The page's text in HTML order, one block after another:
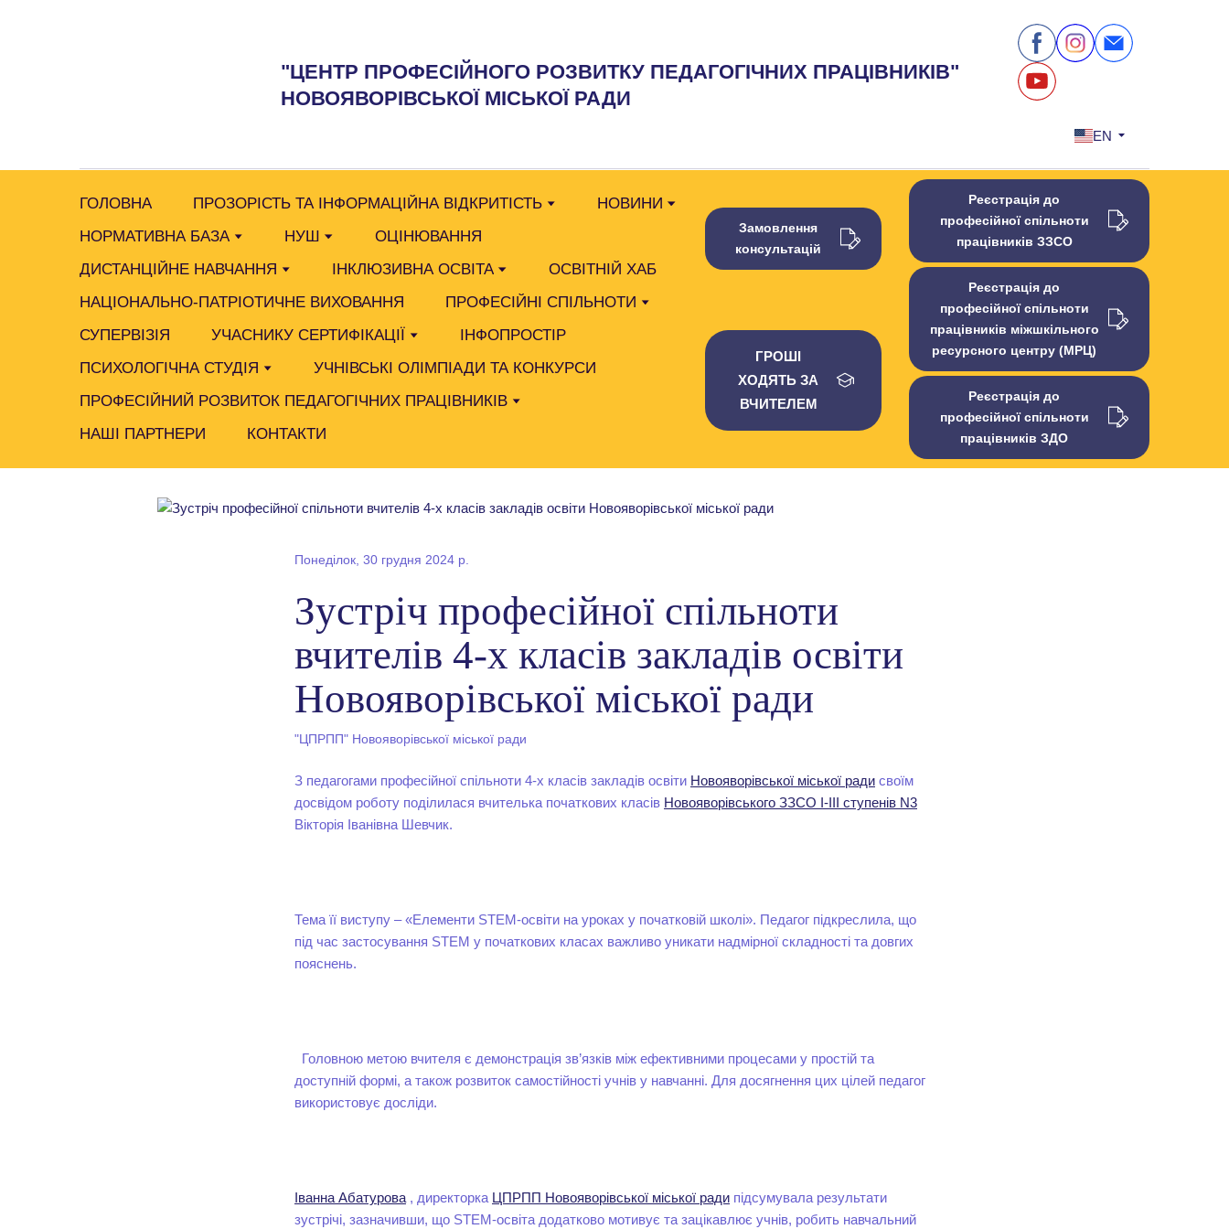
"ЦЕНТР ПРОФЕСІЙНОГО РОЗВИТКУ ПЕДАГОГІЧНИХ ПРАЦІВНИКІВ"
НОВОЯВОРІВСЬКОЇ МІСЬКОЇ РАДИ
EN
ГОЛОВНА ПРОЗОРІСТЬ ТА ІНФОРМАЦІЙНА ВІДКРИТІСТЬ
НОВИНИ
НОРМАТИВНА БАЗА
НУШ
ОЦІНЮВАННЯ
ДИСТАНЦІЙНЕ НАВЧАННЯ
ІНКЛЮЗИВНА ОСВІТА
ОСВІТНІЙ ХАБ
НАЦІОНАЛЬНО-ПАТРІОТИЧНЕ ВИХОВАННЯ
ПРОФЕСІЙНІ СПІЛЬНОТИ
СУПЕРВІЗІЯ
УЧАСНИКУ СЕРТИФІКАЦІЇ
ІНФОПРОСТІР
ПСИХОЛОГІЧНА СТУДІЯ
УЧНІВСЬКІ ОЛІМПІАДИ ТА КОНКУРСИ
ПРОФЕСІЙНИЙ РОЗВИТОК ПЕДАГОГІЧНИХ ПРАЦІВНИКІВ
НАШІ ПАРТНЕРИ
КОНТАКТИ
Замовлення
консультацій
ГРОШІ
ХОДЯТЬ ЗА
ВЧИТЕЛЕМ
Реєстрація до
професійної спільноти
працівників ЗЗСО
Реєстрація до
професійної спільноти
працівників міжшкільного
ресурсного центру (МРЦ)
Реєстрація до
професійної спільноти
працівників ЗДО
Понеділок, 30 грудня 2024 р.
Зустріч професійної спільноти
вчителів 4-х класів закладів освіти
Новояворівської міської ради
"ЦПРПП" Новояворівської міської ради
З педагогами професійної спільноти 4-х класів закладів освіти Новояворівської міської ради своїм
досвідом роботу поділилася вчителька початкових класів Новояворівського ЗЗСО І-ІІІ ступенів N3
Вікторія Іванівна Шевчик.
Тема її виступу – «Елементи STEM-освіти на уроках у початковій школі». Педагог підкреслила, що
під час застосування STEM у початкових класах важливо уникати надмірної складності та довгих
пояснень.
Головною метою вчителя є демонстрація зв’язків між ефективними процесами у простій та
доступній формі, а також розвиток самостійності учнів у навчанні. Для досягнення цих цілей педагог
використовує досліди.
Іванна Абатурова , директорка ЦПРПП Новояворівської міської ради підсумувала результати
зустрічі, зазначивши, що STEM-освіта додатково мотивує та зацікавлює учнів, робить навчальний